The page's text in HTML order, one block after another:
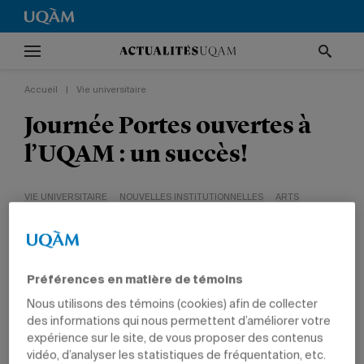
Accueil Vie universitaire
Journée Portes ouvertes à
l’UQAM : un succès!
VIE UNIVERSITAIRE NOUVELLES INSTITUTIONNELLES
ARTS
SCIENCES
18 novembre 2008 à 5 h 11
Préférences en matière de témoins
Nous utilisons des témoins (cookies) afin de collecter
des informations qui nous permettent d’améliorer votre
expérience sur le site, de vous proposer des contenus
vidéo, d’analyser les statistiques de fréquentation, etc.